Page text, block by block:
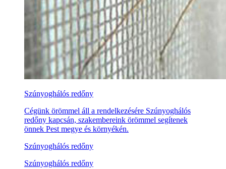
Szúnyoghálós redőny
Cégünk örömmel áll a rendelkezésére Szúnyoghálós
redőny kapcsán, szakembereink örömmel segítenek
önnek Pest megye és környékén.
Szúnyoghálós redőny
Szúnyoghálós redőny